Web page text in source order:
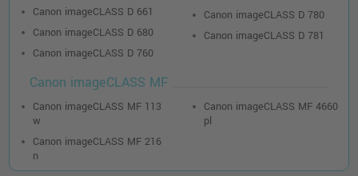
Canon imageCLASS D 661
Canon imageCLASS D 680
Canon imageCLASS D 760
Canon imageCLASS D 780
Canon imageCLASS D 781
Canon imageCLASS MF
Canon imageCLASS MF 113
w
Canon imageCLASS MF 216
n
Canon imageCLASS MF 4660
pl